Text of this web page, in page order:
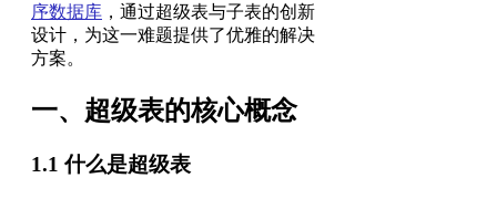
序数据库 ，通过超级表与子表的创新
设计，为这一难题提供了优雅的解决
方案。
一、超级表的核心概念
1.1 什么是超级表